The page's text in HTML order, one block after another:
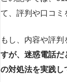
て、評判や口コミ
もし、内容や評判
すが、迷惑電話だ
の対処法を実践し